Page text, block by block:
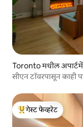
Toronto मधील
सीएन टॉवरपासून
टॉप गेस्ट फेव्हरेट
गेस्ट फेव्हरेट